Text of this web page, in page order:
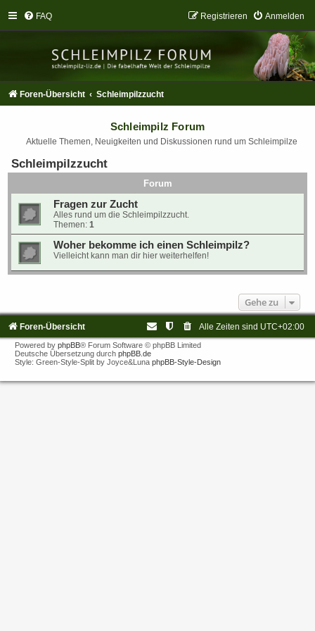
FAQ Anmelden
Registrieren
Foren-Übersicht Schleimpilzzucht
Schleimpilz Forum
Aktuelle Themen, Neuigkeiten und Diskussionen rund um Schleimpilze
Schleimpilzzucht
Forum
Fragen zur Zucht
Alles rund um die Schleimpilzzucht.
Themen: 1
Woher bekomme ich einen Schleimpilz?
Vielleicht kann man dir hier weiterhelfen!
Gehe zu
Foren-Übersicht Alle Zeiten sind UTC+02:00
Powered by phpBB® Forum Software © phpBB Limited
Deutsche Übersetzung durch phpBB.de
Style: Green-Style-Split by Joyce&Luna phpBB-Style-Design